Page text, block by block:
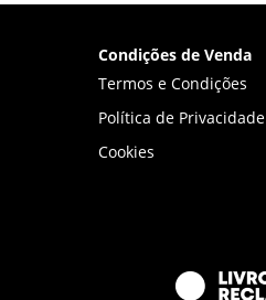
Condições de Venda
Termos e Condições
Política de Privacidade
Cookies